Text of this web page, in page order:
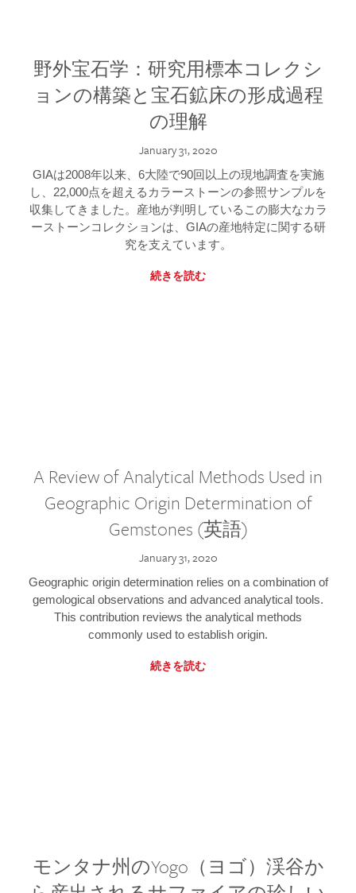
野外宝石学：研究用標本コレクシ
ョンの構築と宝石鉱床の形成過程
の理解
January 31, 2020
GIAは2008年以来、6大陸で90回以上の現地調査を実施
し、22,000点を超えるカラーストーンの参照サンプルを
収集してきました。産地が判明しているこの膨大なカラ
ーストーンコレクションは、GIAの産地特定に関する研
究を支えています。
続きを読む
A Review of Analytical Methods Used in
Geographic Origin Determination of
Gemstones (英語)
January 31, 2020
Geographic origin determination relies on a combination of
gemological observations and advanced analytical tools.
This contribution reviews the analytical methods
commonly used to establish origin.
続きを読む
モンタナ州のYogo（ヨゴ）渓谷か